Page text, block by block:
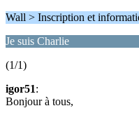
Wall > Inscription et
Je suis Charlie
(1/1)
igor51:
Bonjour à tous,